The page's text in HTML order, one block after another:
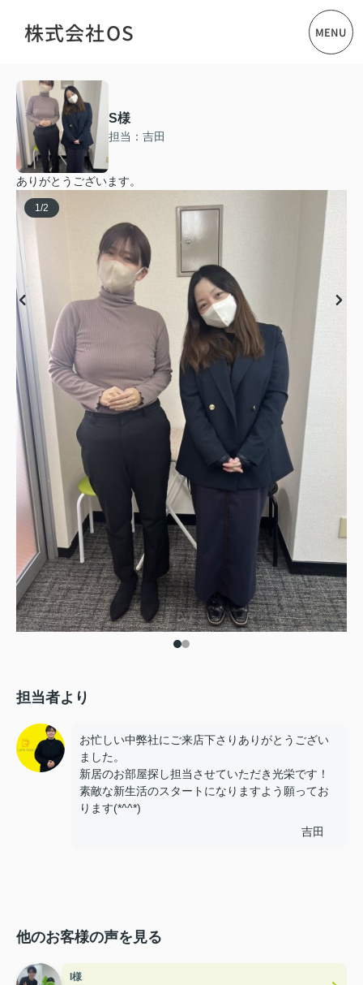
株式会社OS MENU
S様
担当：吉田
ありがとうございます。
1/2
担当者より
お忙しい中弊社にご来店下さりありがとうござい
ました。
新居のお部屋探し担当させていただき光栄です！
素敵な新生活のスタートになりますよう願ってお
ります(*^^*)
吉田
他のお客様の声を見る
I様